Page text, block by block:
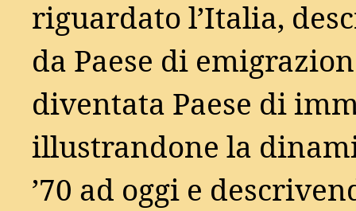
riguardato l’Italia,
da Paese di
diventata Paese di
illustrandone la
’70 ad oggi e